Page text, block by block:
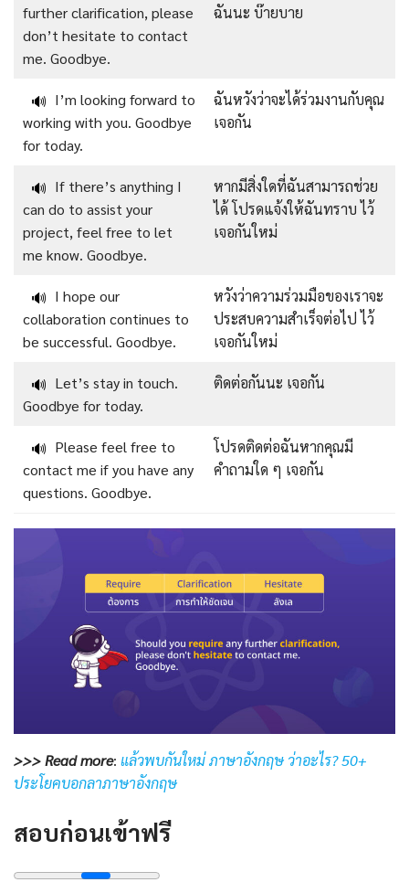
further clarification, please
don’t hesitate to contact
me. Goodbye.
ฉันนะ บ๊ายบาย
🔊 I’m looking forward to
working with you. Goodbye
for today.
ฉันหวังว่าจะได้ร่วมงานกับคุณ
เจอกัน
🔊 If there’s anything I
can do to assist your
project, feel free to let
me know. Goodbye.
หากมีสิ่งใดที่ฉันสามารถช่วย
ได้ โปรดแจ้งให้ฉันทราบ ไว้
เจอกันใหม่
🔊 I hope our
collaboration continues to
be successful. Goodbye.
หวังว่าความร่วมมือของเราจะ
ประสบความสำเร็จต่อไป ไว้
เจอกันใหม่
🔊 Let’s stay in touch.
Goodbye for today.
ติดต่อกันนะ เจอกัน
🔊 Please feel free to
contact me if you have any
questions. Goodbye.
โปรดติดต่อฉันหากคุณมี
คำถามใด ๆ เจอกัน
>>> Read more: แล้วพบกันใหม่ ภาษาอังกฤษ ว่าอะไร? 50+
ประโยคบอกลาภาษาอังกฤษ
สอบก่อนเข้าฟรี